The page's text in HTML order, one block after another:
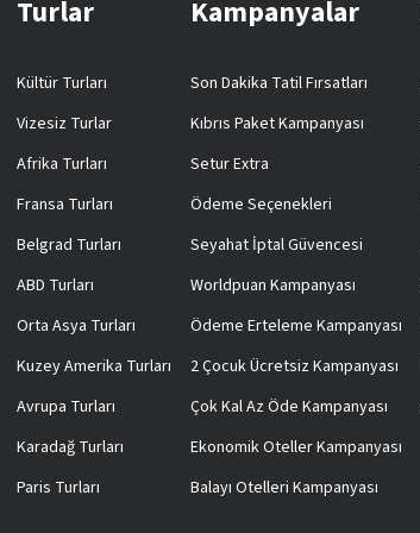
Turlar
Kültür Turları
Vizesiz Turlar
Afrika Turları
Fransa Turları
Belgrad Turları
ABD Turları
Orta Asya Turları
Kuzey Amerika Turları
Avrupa Turları
Karadağ Turları
Paris Turları
Kampanyalar
Son Dakika Tatil Fırsatları
Kıbrıs Paket Kampanyası
Setur Extra
Ödeme Seçenekleri
Seyahat İptal Güvencesi
Worldpuan Kampanyası
Ödeme Erteleme Kampanyası
2 Çocuk Ücretsiz Kampanyası
Çok Kal Az Öde Kampanyası
Ekonomik Oteller Kampanyası
Balayı Otelleri Kampanyası